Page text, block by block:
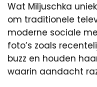
Wat Miljuschka
om traditionele
moderne sociale
foto’s zoals
buzz en houden
waarin aandacht